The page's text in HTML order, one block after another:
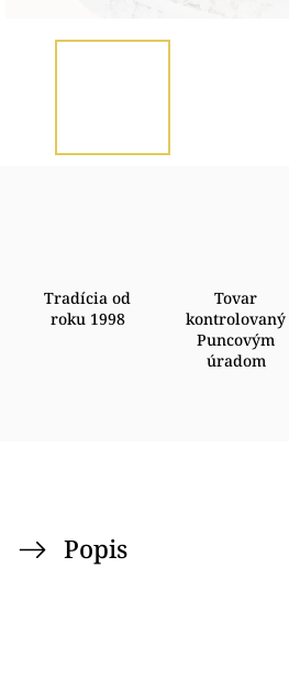
Tradícia od
roku 1998
Tovar
kontrolovaný
Puncovým
úradom
Popis